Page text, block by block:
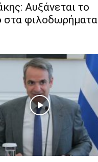
Αυξάνεται το
στα φιλοδωρήματα